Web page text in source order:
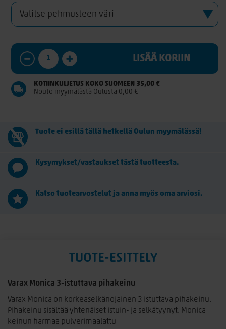
LISÄÄ KORIIN
KOTIINKULJETUS KOKO SUOMEEN 35,00 €
Nouto myymälästä Oulusta 0,00 €
Tuote ei esillä tällä hetkellä Oulun myymälässä!
Kysymykset/vastaukset tästä tuotteesta.
Katso tuotearvostelut ja anna myös oma arviosi.
TUOTE-ESITTELY
Varax Monica 3-istuttava pihakeinu
Varax Monica on korkeaselkänojainen 3 istuttava pihakeinu.
Pihakeinu sisältää yhtenäiset istuin- ja selkätyynyt. Monica
keinun harmaa pulverimaalattu